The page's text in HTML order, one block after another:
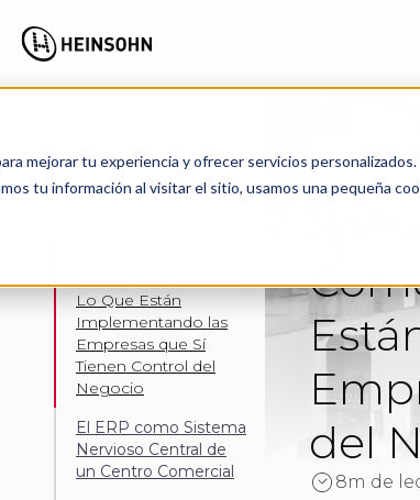
mejorar tu experiencia y ofrecer servicios
tu información al visitar el sitio, usamos una pequeña
Home
del
8m de
Tabla de
contenidos
Lo Que Están
Implementando las
Empresas que Sí
Tienen Control del
Negocio
El ERP como Sistema
Nervioso Central de
un Centro Comercial